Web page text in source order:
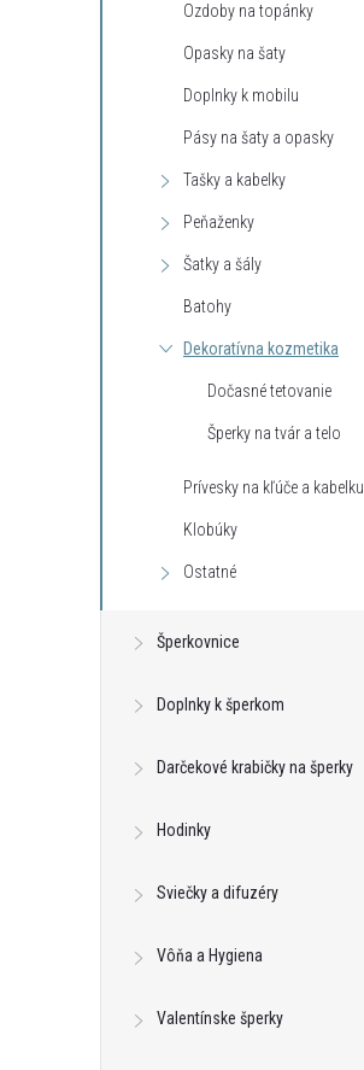
Ozdoby na topánky
Opasky na šaty
Doplnky k mobilu
Pásy na šaty a opasky
Tašky a kabelky
Peňaženky
Šatky a šály
Batohy
Dekoratívna kozmetika
Dočasné tetovanie
Šperky na tvár a telo
Prívesky na kľúče a kabelku
Klobúky
Ostatné
Šperkovnice
Doplnky k šperkom
Darčekové krabičky na šperky
Hodinky
Sviečky a difuzéry
Vôňa a Hygiena
Valentínske šperky